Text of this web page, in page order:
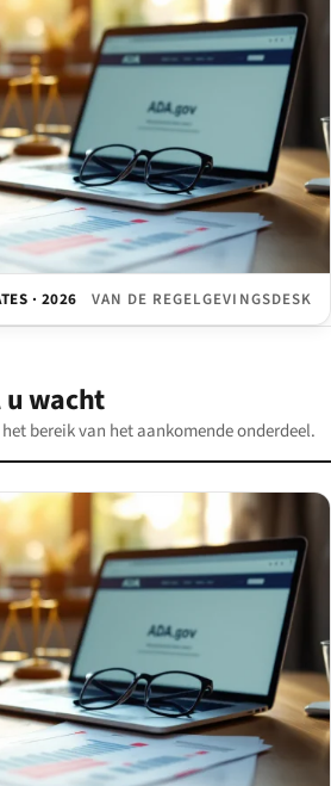
· 2026 VAN DE REGELGEVINGSDESK
u wacht
bereik van het aankomende onderdeel.